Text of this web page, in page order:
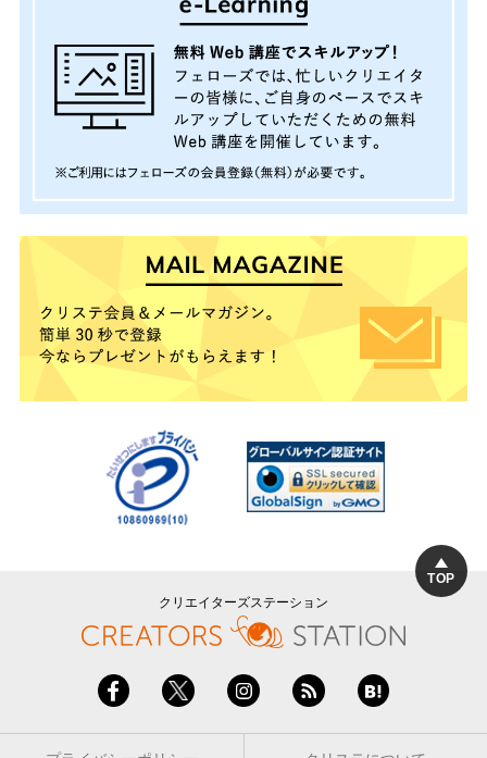
TOP
クリエイターズステーション